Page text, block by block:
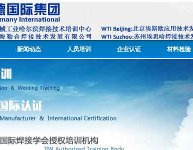
新闻动态 人员培训 企业认证 材料检验